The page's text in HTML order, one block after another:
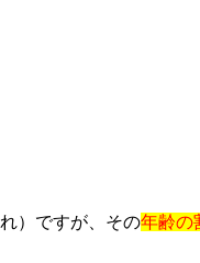
）ですが、その年齢の